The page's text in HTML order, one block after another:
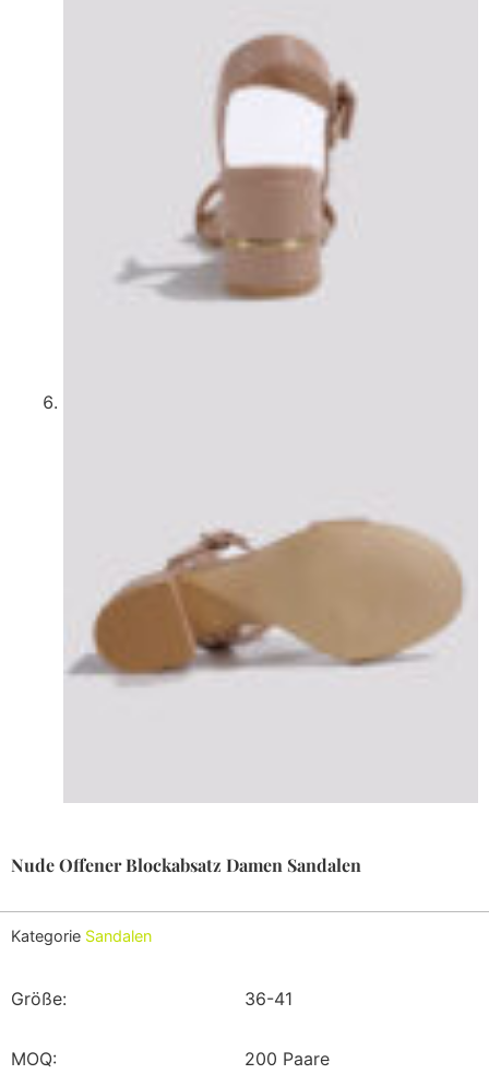
Nude Offener Blockabsatz Damen Sandalen
Kategorie Sandalen
Größe: 36-41
MOQ: 200 Paare